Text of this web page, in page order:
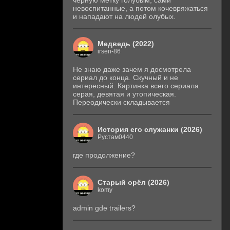
невоспитанные, а потом кочевряжаться
и нападают на людей олубых.
Медведь (2022)
irsen-86
Не знаю даже зачем я досмотрела
сериал до конца. Скучный и не
интересный. Картинка всего сериала
серая, девятая и утопическая.
Переодически складывается
История его служанки (2026)
Рустам0440
где продолжение?
Старый орёл (2026)
komy
admin gde trailers?